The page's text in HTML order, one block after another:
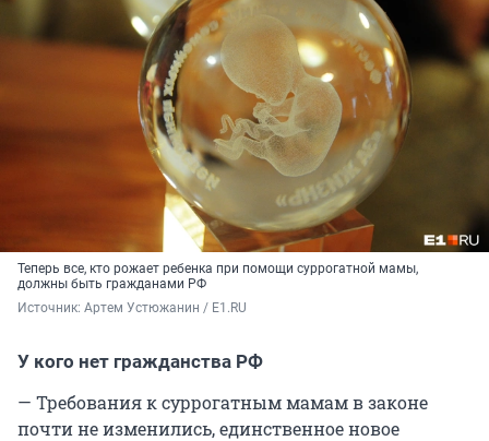
Теперь все, кто рожает ребенка при помощи суррогатной мамы,
должны быть гражданами РФ
Источник: Артем Устюжанин / E1.RU
У кого нет гражданства РФ
— Требования к суррогатным мамам в законе
почти не изменились, единственное новое